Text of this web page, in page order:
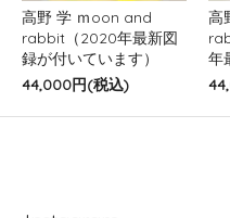
高野 学 ｍoon and
rabbit（2020年最新図
録が付いています）
44,000円(税込)
高
年